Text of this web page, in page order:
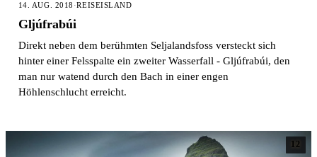
14. AUG. 2018 ·REISEISLAND
Gljúfrabúi
Direkt neben dem berühmten Seljalandsfoss versteckt sich
hinter einer Felsspalte ein zweiter Wasserfall - Gljúfrabúi, den
man nur watend durch den Bach in einer engen
Höhlenschlucht erreicht.
12